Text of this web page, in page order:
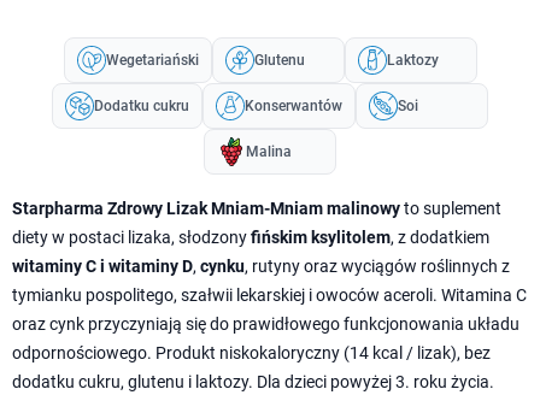
Wegetariański Glutenu Laktozy
Dodatku cukru Konserwantów Soi
Malina
Starpharma Zdrowy Lizak Mniam-Mniam malinowyto suplement
diety w postaci lizaka, słodzonyfińskim ksylitolem, z dodatkiem
witaminy C i witaminy D, cynku, rutyny oraz wyciągów roślinnych z
tymianku pospolitego, szałwii lekarskiej i owoców aceroli. Witamina C
oraz cynk przyczyniają się do prawidłowego funkcjonowania układu
odpornościowego. Produkt niskokaloryczny (14 kcal / lizak), bez
dodatku cukru, glutenu i laktozy. Dla dzieci powyżej 3. roku życia.